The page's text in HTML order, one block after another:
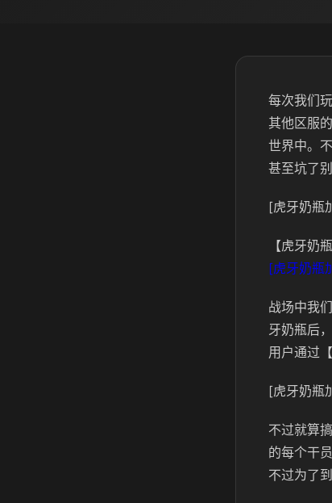
每次我们
其他区服
世界中。
甚至坑了别
[虎牙奶瓶
【虎牙奶
[虎牙奶瓶
战场中我
牙奶瓶后
用户通过【
[虎牙奶瓶
不过就算
的每个干
不过为了